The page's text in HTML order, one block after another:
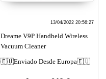
13/04/2022 20:56:27
Dreame V9P Handheld Wireless
Vacuum Cleaner
🇪🇺Enviado Desde Europa🇪🇺